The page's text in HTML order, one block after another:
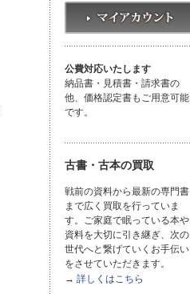
公費対応いたします
納品書・見積書・請求書の
他、価格認定書もご用意可能
です。
古書・古本の買取
戦前の資料から最新の専門書
まで広く買取を行っていま
す。ご家庭で眠っている本や
資料を大切に引き継ぎ、次の
世代へと繋げていくお手伝い
をさせていただきます。
→ 詳しくはこちら